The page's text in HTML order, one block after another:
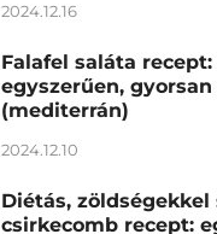
2024.12.16
Falafel saláta recept:
egyszerűen, gyorsan
(mediterrán)
2024.12.10
Diétás, zöldségekkel
csirkecomb recept: